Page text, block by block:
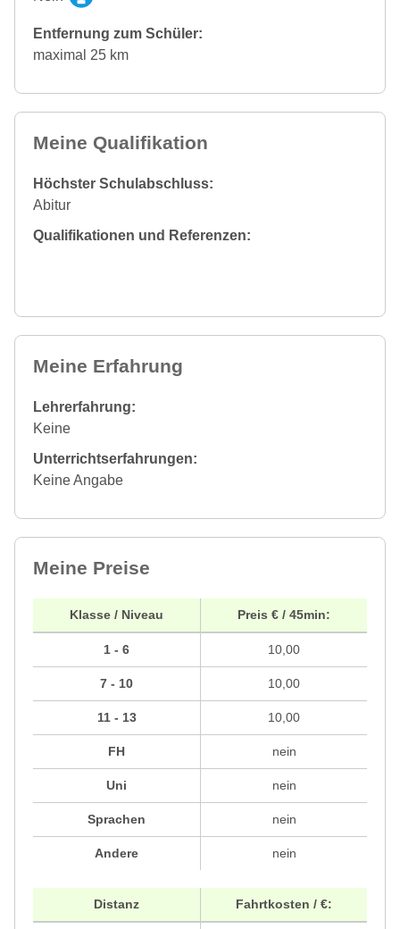
Entfernung zum Schüler:
maximal 25 km
Meine Qualifikation
Höchster Schulabschluss:
Abitur
Qualifikationen und Referenzen:
Meine Erfahrung
Lehrerfahrung:
Keine
Unterrichtserfahrungen:
Keine Angabe
Meine Preise
Klasse / Niveau
1 - 6
7 - 10
11 - 13
FH
Uni
Sprachen
Andere
Preis € / 45min:
10,00
10,00
10,00
nein
nein
nein
nein
Distanz Fahrtkosten / €: